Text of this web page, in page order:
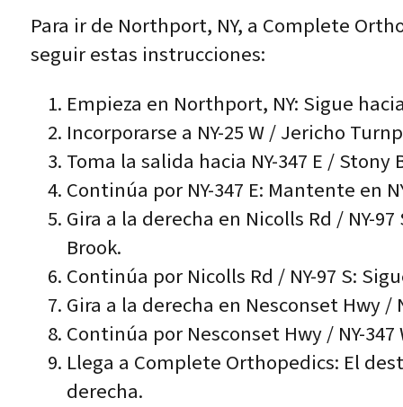
Para ir de Northport, NY, a Complete
seguir estas instrucciones:
Empieza en Northport, NY: Sigue
Incorporarse a NY-25 W / Jericho
Toma la salida hacia NY-347 E / Stony
Continúa por NY-347 E: Mantente en
Gira a la derecha en Nicolls Rd / NY-
Brook.
Continúa por Nicolls Rd / NY-97 S:
Gira a la derecha en Nesconset Hwy
Continúa por Nesconset Hwy / NY-
Llega a Complete Orthopedics: El
derecha.